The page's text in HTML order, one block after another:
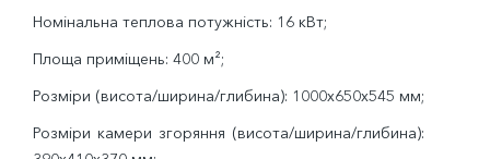
Номінальна теплова потужність: 16 кВт;
Площа приміщень: 400 м²;
Розміри (висота/ширина/глибина): 1000x650x545 мм;
Розміри камери згоряння (висота/ширина/глибина):